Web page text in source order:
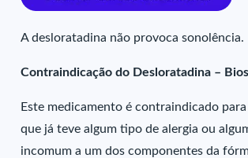
A desloratadina não provoca sonolência.
Contraindicação do Desloratadina –
Este medicamento é contraindicado
que já teve algum tipo de alergia ou
incomum a um dos componentes da